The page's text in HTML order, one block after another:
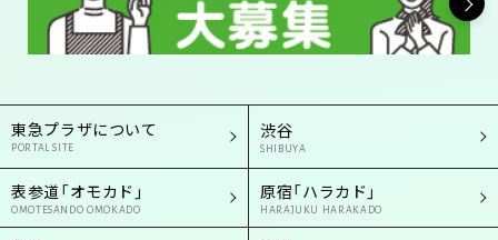
東急プラザについて
PORTAL SITE
渋谷
SHIBUYA
表参道「オモカド」
OMOTESANDO OMOKADO
原宿「ハラカド」
HARAJUKU HARAKADO